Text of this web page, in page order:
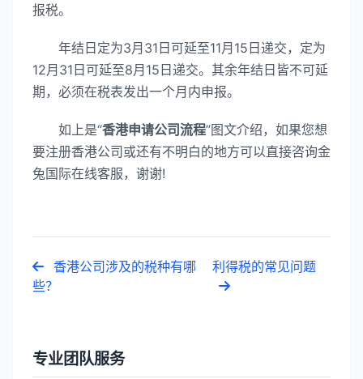
报税。
年结日定为3月31日可延至11月15日递交，定为
12月31日可延至8月15日递交。其余年结日皆不可延
期，必须在税表发出一个月内申报。
如上是“香港申请公司流程”图文介绍，如果您想
要注册香港公司或还有不明白的地方可以直接咨询金
兔国际在线客服，谢谢!
香港公司涉及的税种有哪
些？
利得税的常见问题
专业团队服务